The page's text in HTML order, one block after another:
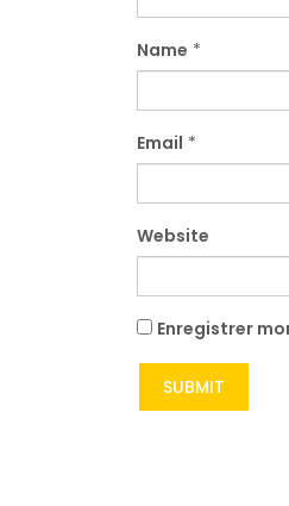
Name *
Email *
Website
Enregistrer